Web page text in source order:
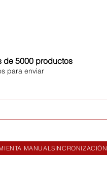
de 5000 productos
para enviar
MANUALSINCRONIZACIÓN